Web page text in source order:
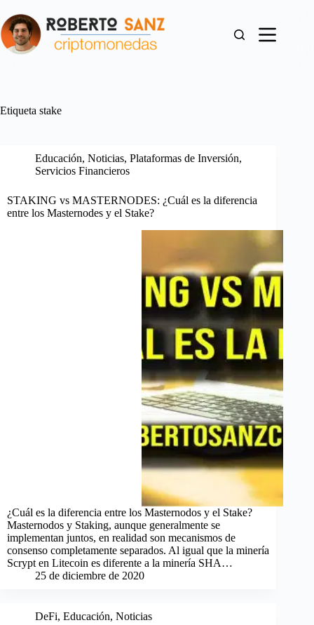
al
contenido
Etiqueta stake
Educación, Noticias, Plataformas de Inversión,
Servicios Financieros
STAKING vs MASTERNODES: ¿Cuál es la diferencia
entre los Masternodes y el Stake?
¿Cuál es la diferencia entre los Masternodos y el Stake?
Masternodos y Staking, aunque generalmente se
implementan juntos, en realidad son mecanismos de
consenso completamente separados. Al igual que la minería
Scrypt en Litecoin es diferente a la minería SHA…
25 de diciembre de 2020
DeFi, Educación, Noticias